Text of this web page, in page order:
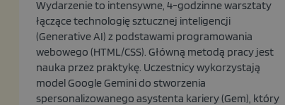
Wydarzenie to intensywne, 4-godzinne warsztaty
łączące technologię sztucznej inteligencji
(Generative AI) z podstawami programowania
webowego (HTML/CSS). Główną metodą pracy jest
nauka przez praktykę. Uczestnicy wykorzystają
model Google Gemini do stworzenia
spersonalizowanego asystenta kariery (Gem), który